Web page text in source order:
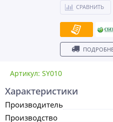
Артикул: SY010
СРАВНИТЬ
Характеристики
Производитель
Производство